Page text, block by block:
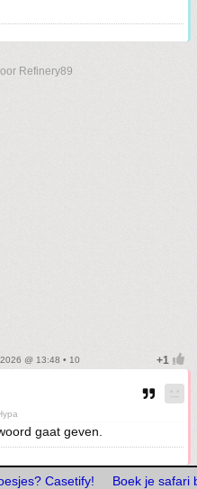
Refinery89
@ 13:48 • 10
gaat geven.
Casetify! Boek je safari